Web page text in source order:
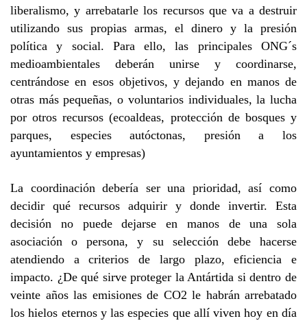
liberalismo, y arrebatarle los recursos que va a destruir
utilizando sus propias armas, el dinero y la presión
política y social. Para ello, las principales ONG´s
medioambientales deberán unirse y coordinarse,
centrándose en esos objetivos, y dejando en manos de
otras más pequeñas, o voluntarios individuales, la lucha
por otros recursos (ecoaldeas, protección de bosques y
parques, especies autóctonas, presión a los
ayuntamientos y empresas)
La coordinación debería ser una prioridad, así como
decidir qué recursos adquirir y donde invertir. Esta
decisión no puede dejarse en manos de una sola
asociación o persona, y su selección debe hacerse
atendiendo a criterios de largo plazo, eficiencia e
impacto. ¿De qué sirve proteger la Antártida si dentro de
veinte años las emisiones de CO2 le habrán arrebatado
los hielos eternos y las especies que allí viven hoy en día